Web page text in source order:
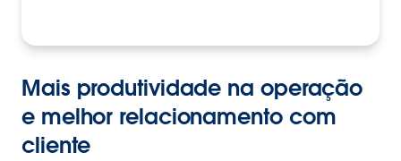
Mais produtividade na operação
e melhor relacionamento com
cliente